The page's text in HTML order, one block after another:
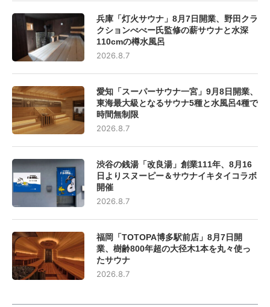
兵庫「灯火サウナ」8月7日開業、野田クラ
クションべべー氏監修の薪サウナと水深
110cmの樽水風呂
2026.8.7
愛知「スーパーサウナ一宮」9月8日開業、
東海最大級となるサウナ5種と水風呂4種で
時間無制限
2026.8.7
渋谷の銭湯「改良湯」創業111年、8月16
日よりスヌーピー＆サウナイキタイコラボ
開催
2026.8.7
福岡「TOTOPA博多駅前店」8月7日開
業、樹齢800年超の大径木1本を丸々使っ
たサウナ
2026.8.7